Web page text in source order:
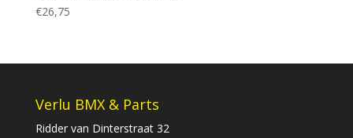
€26,75
Verlu BMX & Parts
Ridder van Dinterstraat 32